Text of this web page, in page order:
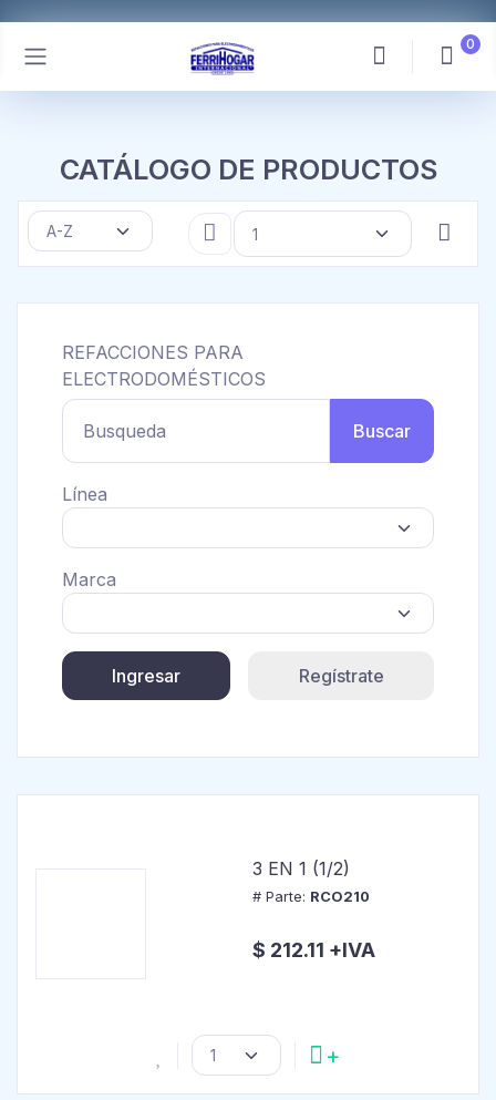
0
CATÁLOGO DE PRODUCTOS
REFACCIONES PARA
ELECTRODOMÉSTICOS
Busqueda Buscar
Línea
Marca
Ingresar Regístrate
3 EN 1 (1/2)
# Parte: RCO210
$ 212.11 +IVA